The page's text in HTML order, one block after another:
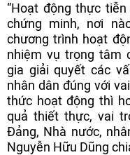
“Hoạt động thực
chứng minh, nơi
chương trình hoạt
nhiệm vụ trọng tâm
gia giải quyết các
nhân dân đúng với
thức hoạt động thì
quả thiết thực, vai
Đảng, Nhà nước,
Nguyễn Hữu Dũng